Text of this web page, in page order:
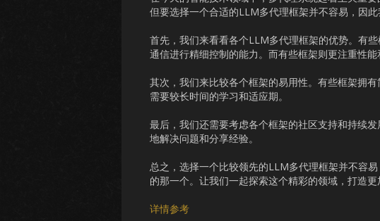
但要选择一个合适的LLM多代理框架并不容易，因此
首先，我们来看看各个LLM多代理框架的优势。有
通信进行精细控制的能力。而有些框架则更注重性
其次，我们来比较各个框架的易用性。有些框架拥
需要较长时间的学习和适应期。
最后，我们还需要考虑各个框架的社区支持和持续
地解决问题和分享经验。
总之，选择一个比较领先的LLM多代理框架并不容
的那一个。让我们一起探索这个精彩的领域，打造更
详情参考